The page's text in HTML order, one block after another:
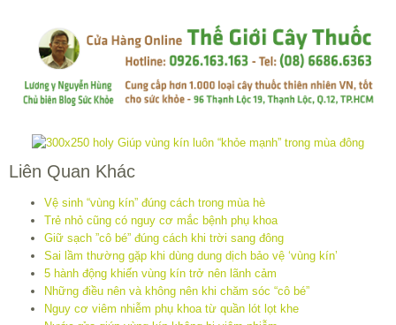
Liên Quan Khác
Vệ sinh “vùng kín” đúng cách trong mùa hè
Trẻ nhỏ cũng có nguy cơ mắc bệnh phụ khoa
Giữ sạch ”cô bé” đúng cách khi trời sang đông
Sai lầm thường gặp khi dùng dung dịch bảo vệ ‘vùng kín’
5 hành động khiến vùng kín trở nên lãnh cảm
Những điều nên và không nên khi chăm sóc “cô bé”
Nguy cơ viêm nhiễm phụ khoa từ quần lót lọt khe